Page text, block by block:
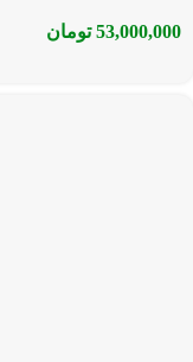
53,000,000 تومان